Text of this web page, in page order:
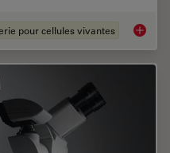
pour cellules vivantes Guide